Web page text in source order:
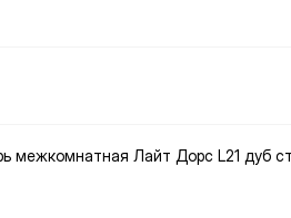
межкомнатная Лайт Дорс L21 дуб